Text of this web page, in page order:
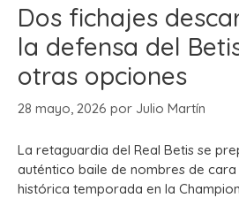
Dos fichajes
la defensa del
otras opciones
28 mayo, 2026 por Julio Martín
La retaguardia del Real Betis se
auténtico baile de nombres de
histórica temporada en la